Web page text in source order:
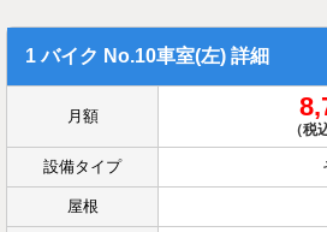
1 バイク No.10車室(左) 詳細
月額
（税
設備タイプ
屋根